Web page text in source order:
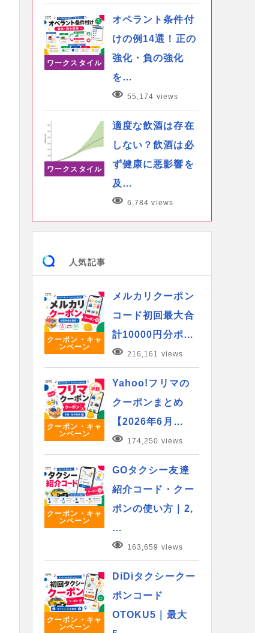
ワークスタイル
オペラント条件付
けの例14選！正の
強化・負の強化
を…
55,174 views
ワークスタイル
適度な飲酒は存在
しない？飲酒は必
ず健康に悪影響を
及…
6,784 views
人気記事
クーポン・キャ
ンペーン
メルカリクーポン
コード初回最大合
計10000円分ポ…
216,161 views
クーポン・キャ
ンペーン
Yahoo!フリマの
クーポンまとめ
【2026年6月…
174,250 views
クーポン・キャ
ンペーン
GOタクシー友達
紹介コード・クー
ポンの使い方｜2,
…
163,659 views
クーポン・キャ
ンペーン
DiDiタクシークー
ポンコード
OTOKU5｜最大